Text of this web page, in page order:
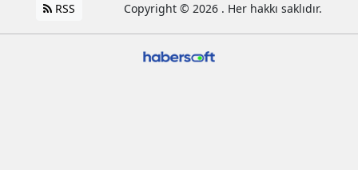
RSS Copyright © 2026 . Her hakkı saklıdır.